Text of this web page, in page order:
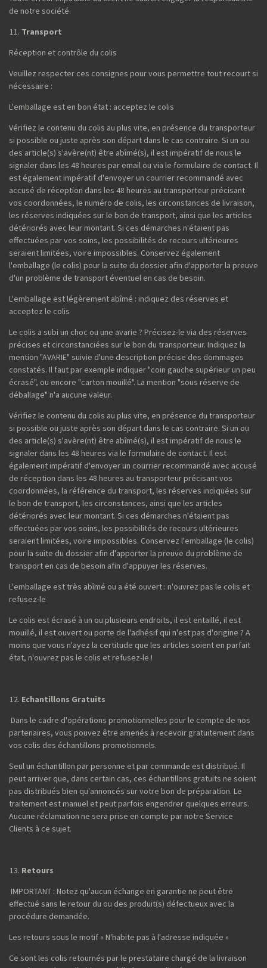
de notre société.
Transport
Réception et contrôle du colis
Veuillez respecter ces consignes pour vous permettre tout recourt si
nécessaire :
L'emballage est en bon état : acceptez le colis
Vérifiez le contenu du colis au plus vite, en présence du transporteur
si possible ou juste après son départ dans le cas contraire. Si un ou
des article(s) s'avère(nt) être abîmé(s), il est impératif de nous le
signaler dans les 48 heures par email ou via le formulaire de contact. Il
est également impératif d'envoyer un courrier recommandé avec
accusé de réception dans les 48 heures au transporteur précisant
vos coordonnées, le numéro de colis, les circonstances de livraison,
les réserves indiquées sur le bon de transport, ainsi que les articles
détériorés avec leur montant. Si ces démarches n'étaient pas
effectuées par vos soins, les possibilités de recours ultérieures
seraient limitées, voire impossibles. Conservez également
l'emballage (le colis) pour la suite du dossier afin d'apporter la preuve
d'un problème de transport éventuel en cas de besoin.
L'emballage est légèrement abîmé : indiquez des réserves et
acceptez le colis
Le colis a subi un choc ou une avarie ? Précisez-le via des réserves
précises et circonstanciées sur le bon du transporteur. Indiquez la
mention "AVARIE" suivie d'une description précise des dommages
constatés. Il faut par exemple indiquer "coin gauche supérieur un peu
écrasé", ou encore "carton mouillé". La mention "sous réserve de
déballage" n'a aucune valeur.
Vérifiez le contenu du colis au plus vite, en présence du transporteur
si possible ou juste après son départ dans le cas contraire. Si un ou
des article(s) s'avère(nt) être abîmé(s), il est impératif de nous le
signaler dans les 48 heures via le formulaire de contact. Il est
également impératif d'envoyer un courrier recommandé avec accusé
de réception dans les 48 heures au transporteur précisant vos
coordonnées, la référence du transport, les réserves indiquées sur
le bon de transport, les circonstances, ainsi que les articles
détériorés avec leur montant. Si ces démarches n'étaient pas
effectuées par vos soins, les possibilités de recours ultérieures
seraient limitées, voire impossibles. Conservez l'emballage (le colis)
pour la suite du dossier afin d'apporter la preuve du problème de
transport en cas de besoin afin d'appuyer les réserves.
L'emballage est très abîmé ou a été ouvert : n'ouvrez pas le colis et
refusez-le
Le colis est écrasé à un ou plusieurs endroits, il est entaillé, il est
mouillé, il est ouvert ou porte de l'adhésif qui n'est pas d'origine ? A
moins que vous n'ayez la certitude que les articles soient en parfait
état, n'ouvrez pas le colis et refusez-le !
Echantillons Gratuits
Dans le cadre d'opérations promotionnelles pour le compte de nos
partenaires, vous pouvez être amenés à recevoir gratuitement dans
vos colis des échantillons promotionnels.
Seul un échantillon par personne et par commande est distribué. Il
peut arriver que, dans certain cas, ces échantillons gratuits ne soient
pas distribués bien qu'annoncés sur votre bon de préparation. Le
traitement est manuel et peut parfois engendrer quelques erreurs.
Aucune réclamation ne sera prise en compte par notre Service
Clients à ce sujet.
Retours
IMPORTANT : Notez qu'aucun échange en garantie ne peut être
effectué sans le retour du ou des produit(s) défectueux avec la
procédure demandée.
Les retours sous le motif « N'habite pas à l'adresse indiquée »
Ce sont les colis retournés par le prestataire chargé de la livraison